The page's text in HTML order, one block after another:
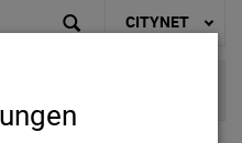
CITYNET